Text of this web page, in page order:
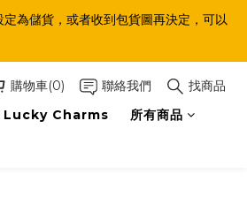
為儲貨，或者收到包貨圖再決定，可以
購物車(0) 聯絡我們
找商品
Lucky Charms 所有商品